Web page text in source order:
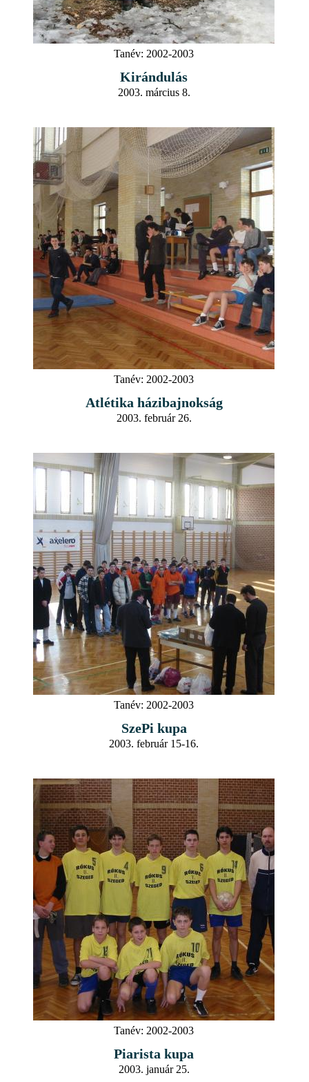
Tanév: 2002-2003
Kirándulás
2003. március 8.
Tanév: 2002-2003
Atlétika házibajnokság
2003. február 26.
Tanév: 2002-2003
SzePi kupa
2003. február 15-16.
Tanév: 2002-2003
Piarista kupa
2003. január 25.